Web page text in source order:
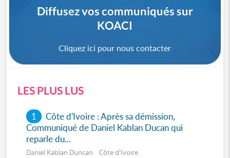
Diffusez vos communiqués sur
KOACI
Cliquez ici pour nous contacter
LES PLUS LUS
1 Côte d'Ivoire : Après sa démission,
Communiqué de Daniel Kablan Ducan qui
reparle du...
Daniel Kablan Duncan Côte d'Ivoire